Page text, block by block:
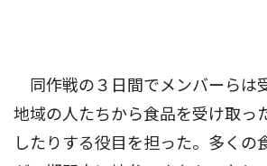
同作戦の３日間でメンバーらは
地域の人たちから食品を受け取っ
したりする役目を担った。多くの